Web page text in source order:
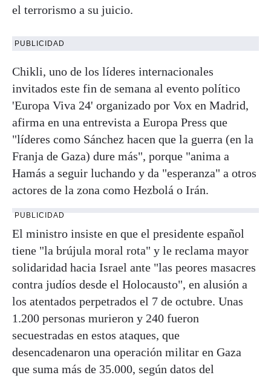
el terrorismo a su juicio.
PUBLICIDAD
Chikli, uno de los líderes internacionales
invitados este fin de semana al evento político
'Europa Viva 24' organizado por Vox en Madrid,
afirma en una entrevista a Europa Press que
"líderes como Sánchez hacen que la guerra (en la
Franja de Gaza) dure más", porque "anima a
Hamás a seguir luchando y da "esperanza" a otros
actores de la zona como Hezbolá o Irán.
PUBLICIDAD
El ministro insiste en que el presidente español
tiene "la brújula moral rota" y le reclama mayor
solidaridad hacia Israel ante "las peores masacres
contra judíos desde el Holocausto", en alusión a
los atentados perpetrados el 7 de octubre. Unas
1.200 personas murieron y 240 fueron
secuestradas en estos ataques, que
desencadenaron una operación militar en Gaza
que suma más de 35.000, según datos del